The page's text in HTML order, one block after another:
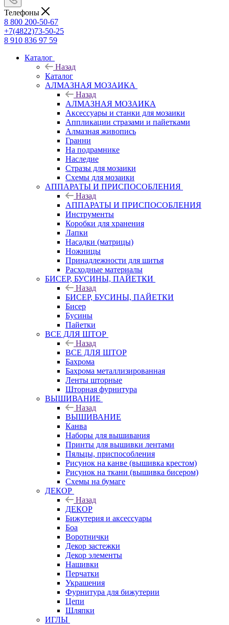
Телефоны
8 800 200-50-67
+7(4822)73-50-25
8 910 836 97 59
Каталог
Назад
Каталог
АЛМАЗНАЯ МОЗАИКА
Назад
АЛМАЗНАЯ МОЗАИКА
Аксессуары и станки для мозаики
Аппликации стразами и пайетками
Алмазная живопись
Гранни
На подрамнике
Наследие
Стразы для мозаики
Схемы для мозаики
АППАРАТЫ И ПРИСПОСОБЛЕНИЯ
Назад
АППАРАТЫ И ПРИСПОСОБЛЕНИЯ
Инструменты
Коробки для хранения
Лапки
Насадки (матрицы)
Ножницы
Принадлежности для шитья
Расходные материалы
БИСЕР, БУСИНЫ, ПАЙЕТКИ
Назад
БИСЕР, БУСИНЫ, ПАЙЕТКИ
Бисер
Бусины
Пайетки
ВСЕ ДЛЯ ШТОР
Назад
ВСЕ ДЛЯ ШТОР
Бахрома
Бахрома металлизированная
Ленты шторные
Шторная фурнитура
ВЫШИВАНИЕ
Назад
ВЫШИВАНИЕ
Канва
Наборы для вышивания
Принты для вышивки лентами
Пяльцы, приспособления
Рисунок на канве (вышивка крестом)
Рисунок на ткани (вышивка бисером)
Схемы на бумаге
ДЕКОР
Назад
ДЕКОР
Бижутерия и аксессуары
Боа
Воротнички
Декор застежки
Декор элементы
Нашивки
Перчатки
Украшения
Фурнитура для бижутерии
Цепи
Шляпки
ИГЛЫ